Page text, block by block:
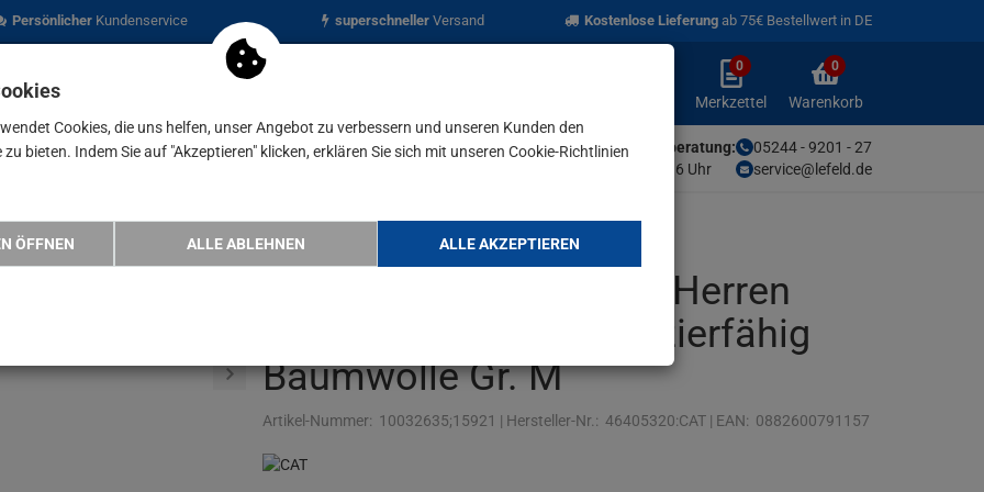
PersönlicherKundenservice superschnellerVersand Kostenlose Lieferung ab 75€ Bestellwert in DE
Merkzettel
aufklappen
0
Merkzettel
Warenkorb
0
Warenkorb
Blog
05244 - 9201 - 27
service@lefeld.de
Unsere Fachberatung:
Mo-Fr von 9-16 Uhr
T-Shirt Heavy Duty Herren schwarz robust stra…
CAT T-Shirt Heavy Duty Herren
schwarz robust strapazierfähig
Baumwolle Gr. M
Artikel-Nummer: 10032635;15921 | Hersteller-Nr.: 46405320:CAT | EAN: 0882600791157
Cookies, die uns helfen, unser Angebot zu verbessern und unseren Kunden den
bieten. Indem Sie auf "Akzeptieren" klicken, erklären Sie sich mit unseren Cookie-Richtlinien
ÖFFNEN ALLE ABLEHNEN ALLE AKZEPTIEREN